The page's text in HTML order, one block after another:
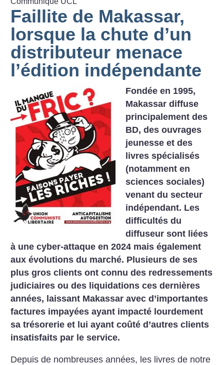
Faillite de Makassar,
lorsque la chute d’un
distributeur menace
l’édition indépendante
Fondée en 1995,
Makassar diffuse
principalement des
BD, des ouvrages
jeunesse et des
livres spécialisés
(notamment en
sciences sociales)
venant du secteur
indépendant. Les
difficultés du
diffuseur sont liées
à une cyber-attaque en 2024 mais également
aux évolutions du marché. Plusieurs de ses
plus gros clients ont connu des redressements
judiciaires ou des liquidations ces dernières
années, laissant Makassar avec d’importantes
factures impayées ayant impacté lourdement
sa trésorerie et lui ayant coûté d’autres clients
insatisfaits par le service.
Depuis de nombreuses années, les livres de notre